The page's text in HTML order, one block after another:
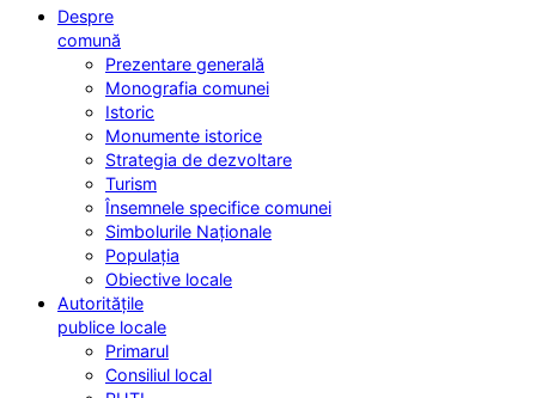
Despre
comună
Prezentare generală
Monografia comunei
Istoric
Monumente istorice
Strategia de dezvoltare
Turism
Însemnele specifice comunei
Simbolurile Naționale
Populația
Obiective locale
Autoritățile
publice locale
Primarul
Consiliul local